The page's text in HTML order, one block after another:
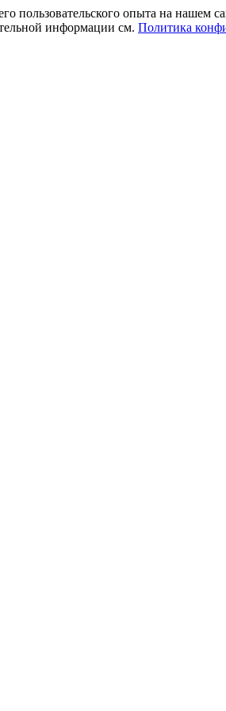
пользовательского опыта на нашем
информации см. Политика